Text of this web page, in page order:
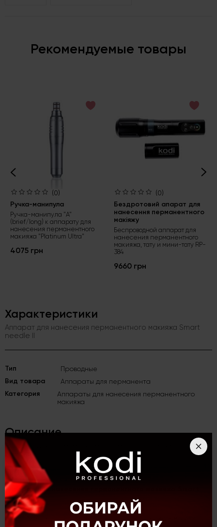
Рекомендуемые товары
(0)
Ручка-манипула
Ручка-манипула "А"
(brief/long) к аппарату для
нанесения перманентного
макияжа "Platinum Ultra"
4075 грн
(0)
Бездротовий апарат для
нанесення перманентного
макіяжу
Беспроводной аппарат для
нанесения перманентного
макияжа, тату и мини-тату RP-
384
9660 грн
Характеристики
Аппарат для нанесения перманентного макияжа Smart
needle II
Тип Проводные
Вид товара Аппараты для перманента
Категория
Аппараты для нанесения перманентного
макияжа
Описание
Аппарат для нанесения перманентного макияжа Smart
needle II
Аппарат для нанесения перманентного макияжа Smart
needle II
Smart Needle II – современная портативная система для